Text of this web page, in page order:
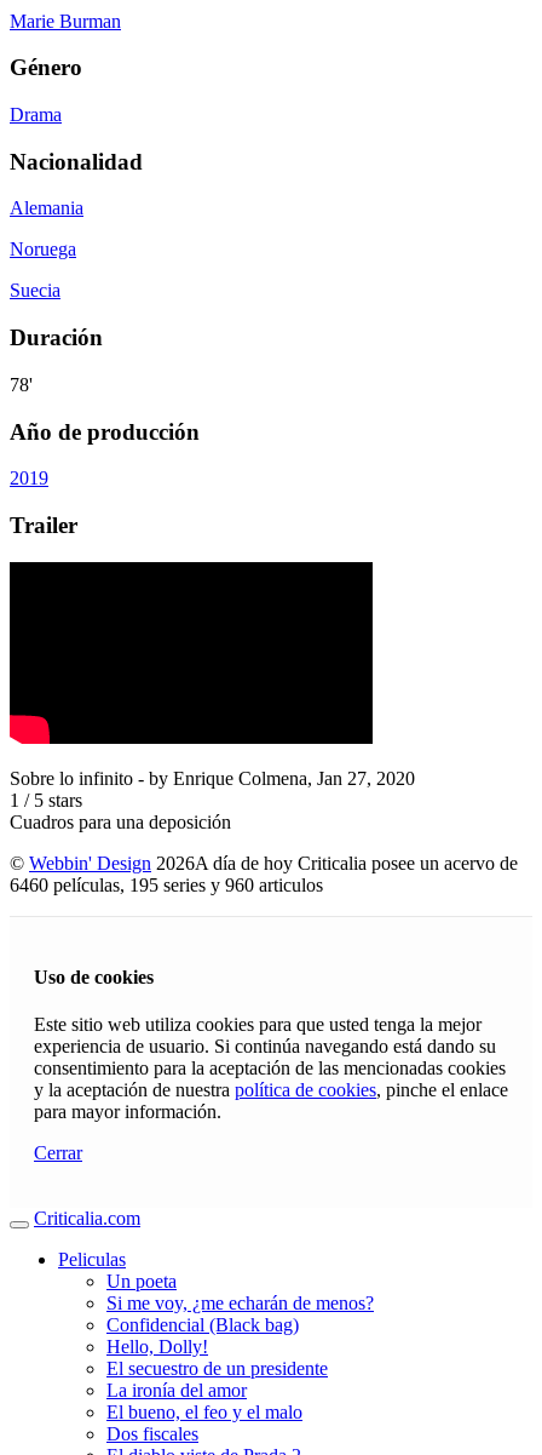
Marie Burman
Género
Drama
Nacionalidad
Alemania
Noruega
Suecia
Duración
78'
Año de producción
2019
Trailer
Sobre lo infinito - by Enrique Colmena, Jan 27, 2020
1 / 5 stars
Cuadros para una deposición
© Webbin' Design 2026A día de hoy Criticalia posee un acervo de
6460 películas, 195 series y 960 articulos
Uso de cookies
Este sitio web utiliza cookies para que usted tenga la mejor
experiencia de usuario. Si continúa navegando está dando su
consentimiento para la aceptación de las mencionadas cookies
y la aceptación de nuestra política de cookies, pinche el enlace
para mayor información.
Cerrar
Criticalia.com
Peliculas
Un poeta
Si me voy, ¿me echarán de menos?
Confidencial (Black bag)
Hello, Dolly!
El secuestro de un presidente
La ironía del amor
El bueno, el feo y el malo
Dos fiscales